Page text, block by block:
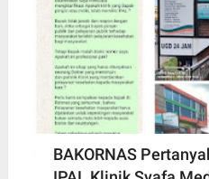
BAKORNAS